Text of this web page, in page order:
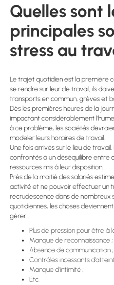
Quelles sont
principales
stress au
Le trajet quotidien est la première
se rendre sur leur de travail, ils
transports en commun, grèves et
Dès les premières heures de la
impactant considérablement
à ce problème, les sociétés
modeler leurs horaires de travail.
Une fois arrivés sur le lieu de
confrontés à un déséquilibre entre
ressources mis à leur disposition.
Près de la moitié des salariés
activité et ne pouvoir effectuer un
recrudescence dans de nombreux
quotidiennes, les choses
gérer :
Plus de pression pour être à
Manque de reconnaissance ;
Absence de communication ;
Contrôles incessants
Manque d’intimité ;
Etc.